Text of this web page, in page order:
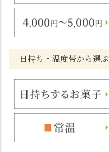
日持ち・温度帯から選ぶ